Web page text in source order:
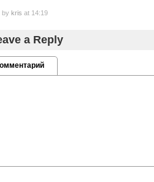
by kris at 14:19
a Reply